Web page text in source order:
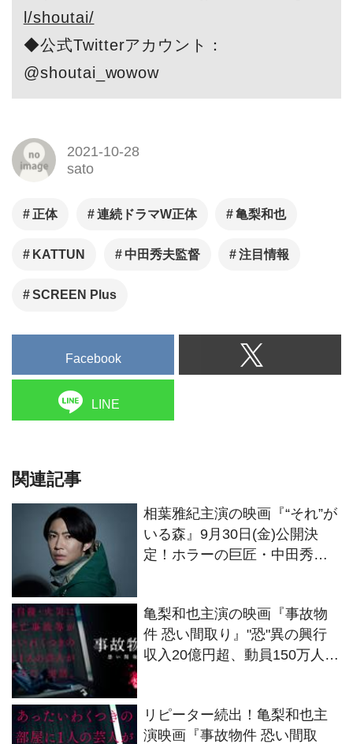
l/shoutai/
◆公式Twitterアカウント：
@shoutai_wowow
2021-10-28
sato
正体 連続ドラマW正体 亀梨和也
KATTUN 中田秀夫監督 注目情報
SCREEN Plus
Facebook
LINE
関連記事
相葉雅紀主演の映画『“それ”が
いる森』9月30日(金)公開決
定！ホラーの巨匠・中田秀夫
亀梨和也主演の映画『事故物
件 恐い間取り』"恐"異の興行
収入20億円超、動員150万人突
リピーター続出！亀梨和也主
演映画『事故物件 恐い間取